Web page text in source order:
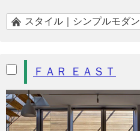
スタイル｜シンプルモダン
ＦＡＲ ＥＡＳＴ